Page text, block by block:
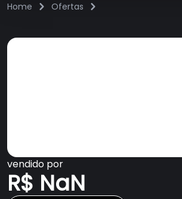
Home Ofertas
vendido por
R$ NaN